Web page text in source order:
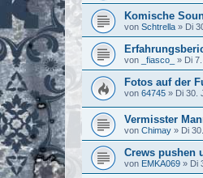
Komische
von Schtrella » Di
von _fiasco_ » Di
Fotos auf der
von 64745 » Di 30.
Vermisster
von Chimay » Di
Crews pushen
von EMKA069 » Di